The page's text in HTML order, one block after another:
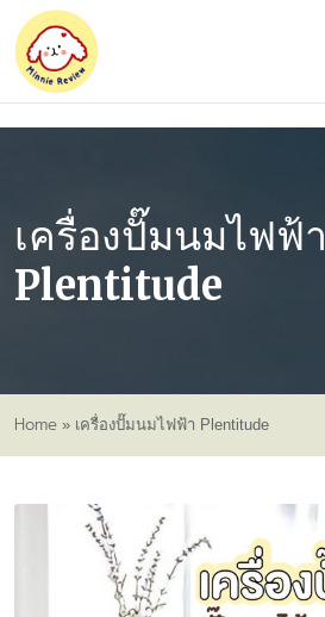
เครื่องปั๊มนมไฟฟ้า
Plentitude
Home » เครื่องปั๊มนมไฟฟ้า Plentitude